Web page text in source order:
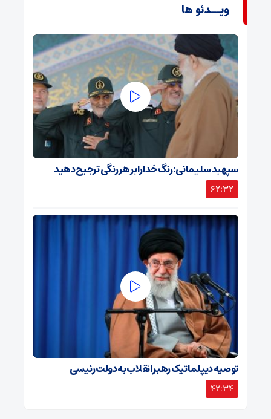
ویــدئو ها
سپهبد سلیمانی: رنگ خدا را بر هر رنگی ترجیح دهید
62:32
توصیه دیپلماتیک رهبر انقلاب به دولت رئیسی
42:34